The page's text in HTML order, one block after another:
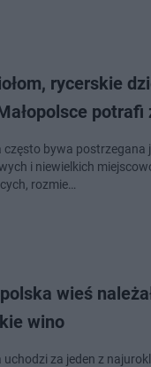
rycerskie
potrafi
często bywa
i niewielkich
rozmie…
wieś
wino
uchodzi za jeden z